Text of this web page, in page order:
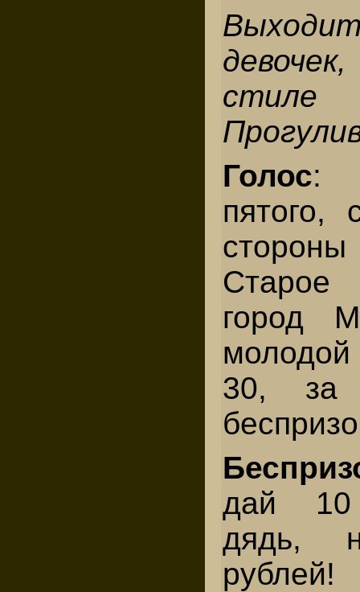
стиле
Голос:
пятого,
город
30, за
дай 10
дядь,
рублей!